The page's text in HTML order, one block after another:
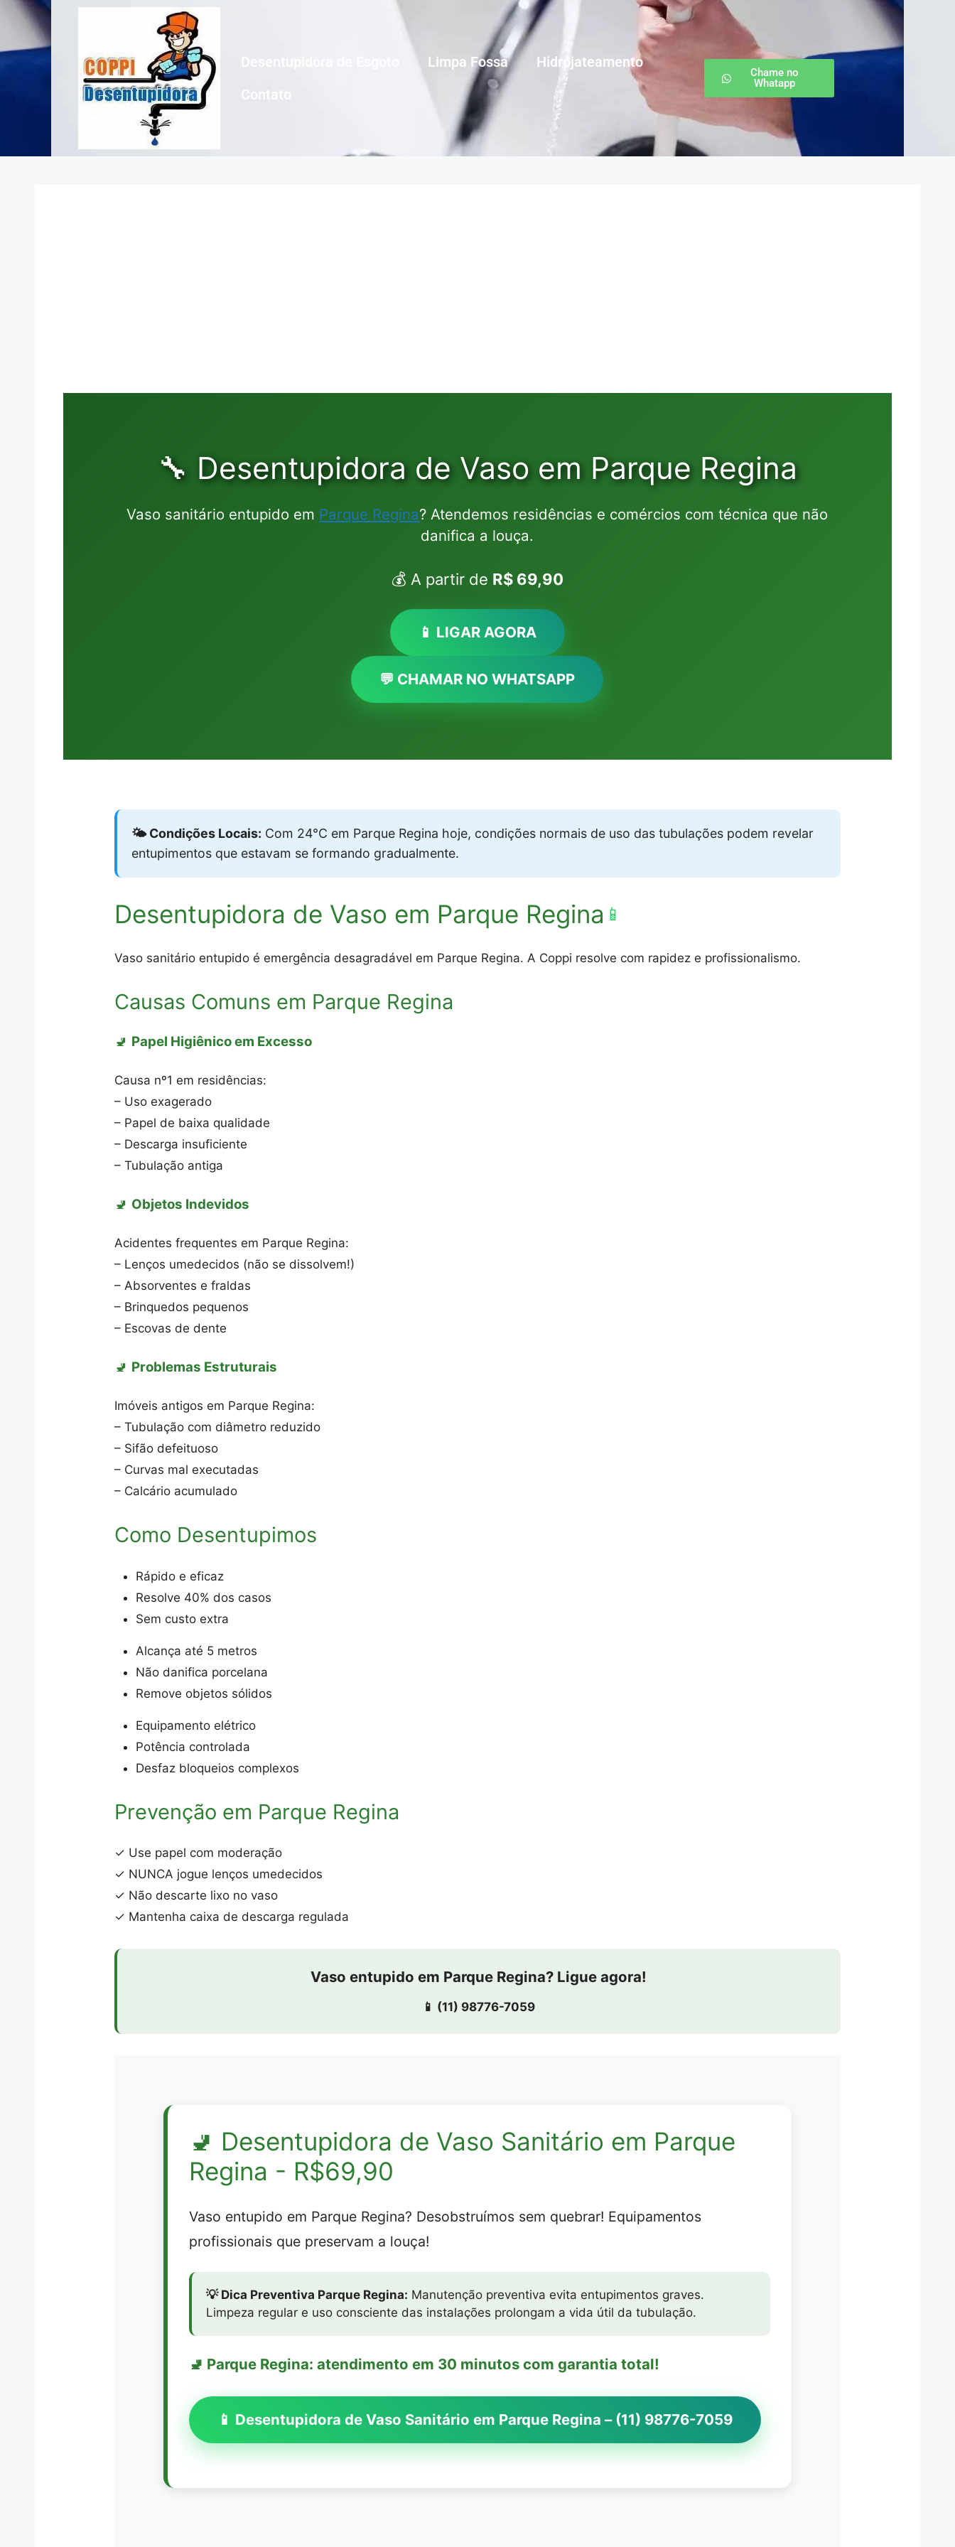
Limpa Fossa
Hidrojateamento
Chame no
Whatapp
🔧 Desentupidora de Vaso em Parque Regina
Vaso sanitário entupido em Parque Regina? Atendemos residências e comércios com técnica que não
danifica a louça.
💰 A partir de R$ 69,90
📱 LIGAR AGORA
💬 CHAMAR NO WHATSAPP
🌤️ Condições Locais: Com 24°C em Parque Regina hoje, condições normais de uso das tubulações podem revelar
entupimentos que estavam se formando gradualmente.
Desentupidora de Vaso em Parque Regina 📱
Vaso sanitário entupido é emergência desagradável em Parque Regina. A Coppi resolve com rapidez e profissionalismo.
Causas Comuns em Parque Regina
🚽 Papel Higiênico em Excesso
Causa nº1 em residências:
– Uso exagerado
– Papel de baixa qualidade
– Descarga insuficiente
– Tubulação antiga
🚽 Objetos Indevidos
Acidentes frequentes em Parque Regina:
– Lenços umedecidos (não se dissolvem!)
– Absorventes e fraldas
– Brinquedos pequenos
– Escovas de dente
🚽 Problemas Estruturais
Imóveis antigos em Parque Regina:
– Tubulação com diâmetro reduzido
– Sifão defeituoso
– Curvas mal executadas
– Calcário acumulado
Como Desentupimos
Rápido e eficaz
Resolve 40% dos casos
Sem custo extra
Alcança até 5 metros
Não danifica porcelana
Remove objetos sólidos
Equipamento elétrico
Potência controlada
Desfaz bloqueios complexos
Prevenção em Parque Regina
✓ Use papel com moderação
✓ NUNCA jogue lenços umedecidos
✓ Não descarte lixo no vaso
✓ Mantenha caixa de descarga regulada
Vaso entupido em Parque Regina? Ligue agora!
📱 (11) 98776-7059
🚽 Desentupidora de Vaso Sanitário em Parque
Regina - R$69,90
Vaso entupido em Parque Regina? Desobstruímos sem quebrar! Equipamentos
profissionais que preservam a louça!
💡 Dica Preventiva Parque Regina: Manutenção preventiva evita entupimentos graves.
Limpeza regular e uso consciente das instalações prolongam a vida útil da tubulação.
🚽 Parque Regina: atendimento em 30 minutos com garantia total!
📱 Desentupidora de Vaso Sanitário em Parque Regina – (11) 98776-7059